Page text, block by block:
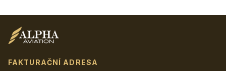
FAKTURAČNÍ ADRESA